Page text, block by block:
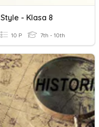
Style - Klasa 8
10 P 7th - 10th